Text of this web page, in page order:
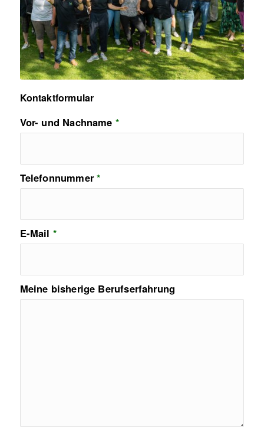
Kontaktformular
Vor- und Nachname *
Telefonnummer*
E-Mail *
Meine bisherige Berufserfahrung